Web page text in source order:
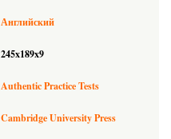
Английский
245x189x9
Authentic Practice Tests
Cambridge University Press